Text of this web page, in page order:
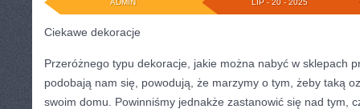
LIP - 20 - 2025
ADMIN
Ciekawe dekoracje
Przeróżnego typu dekoracje, jakie można nabyć w sklepach
podobają nam się, powodują, że marzymy o tym, żeby taką
swoim domu. Powinniśmy jednakże zastanowić się nad tym,